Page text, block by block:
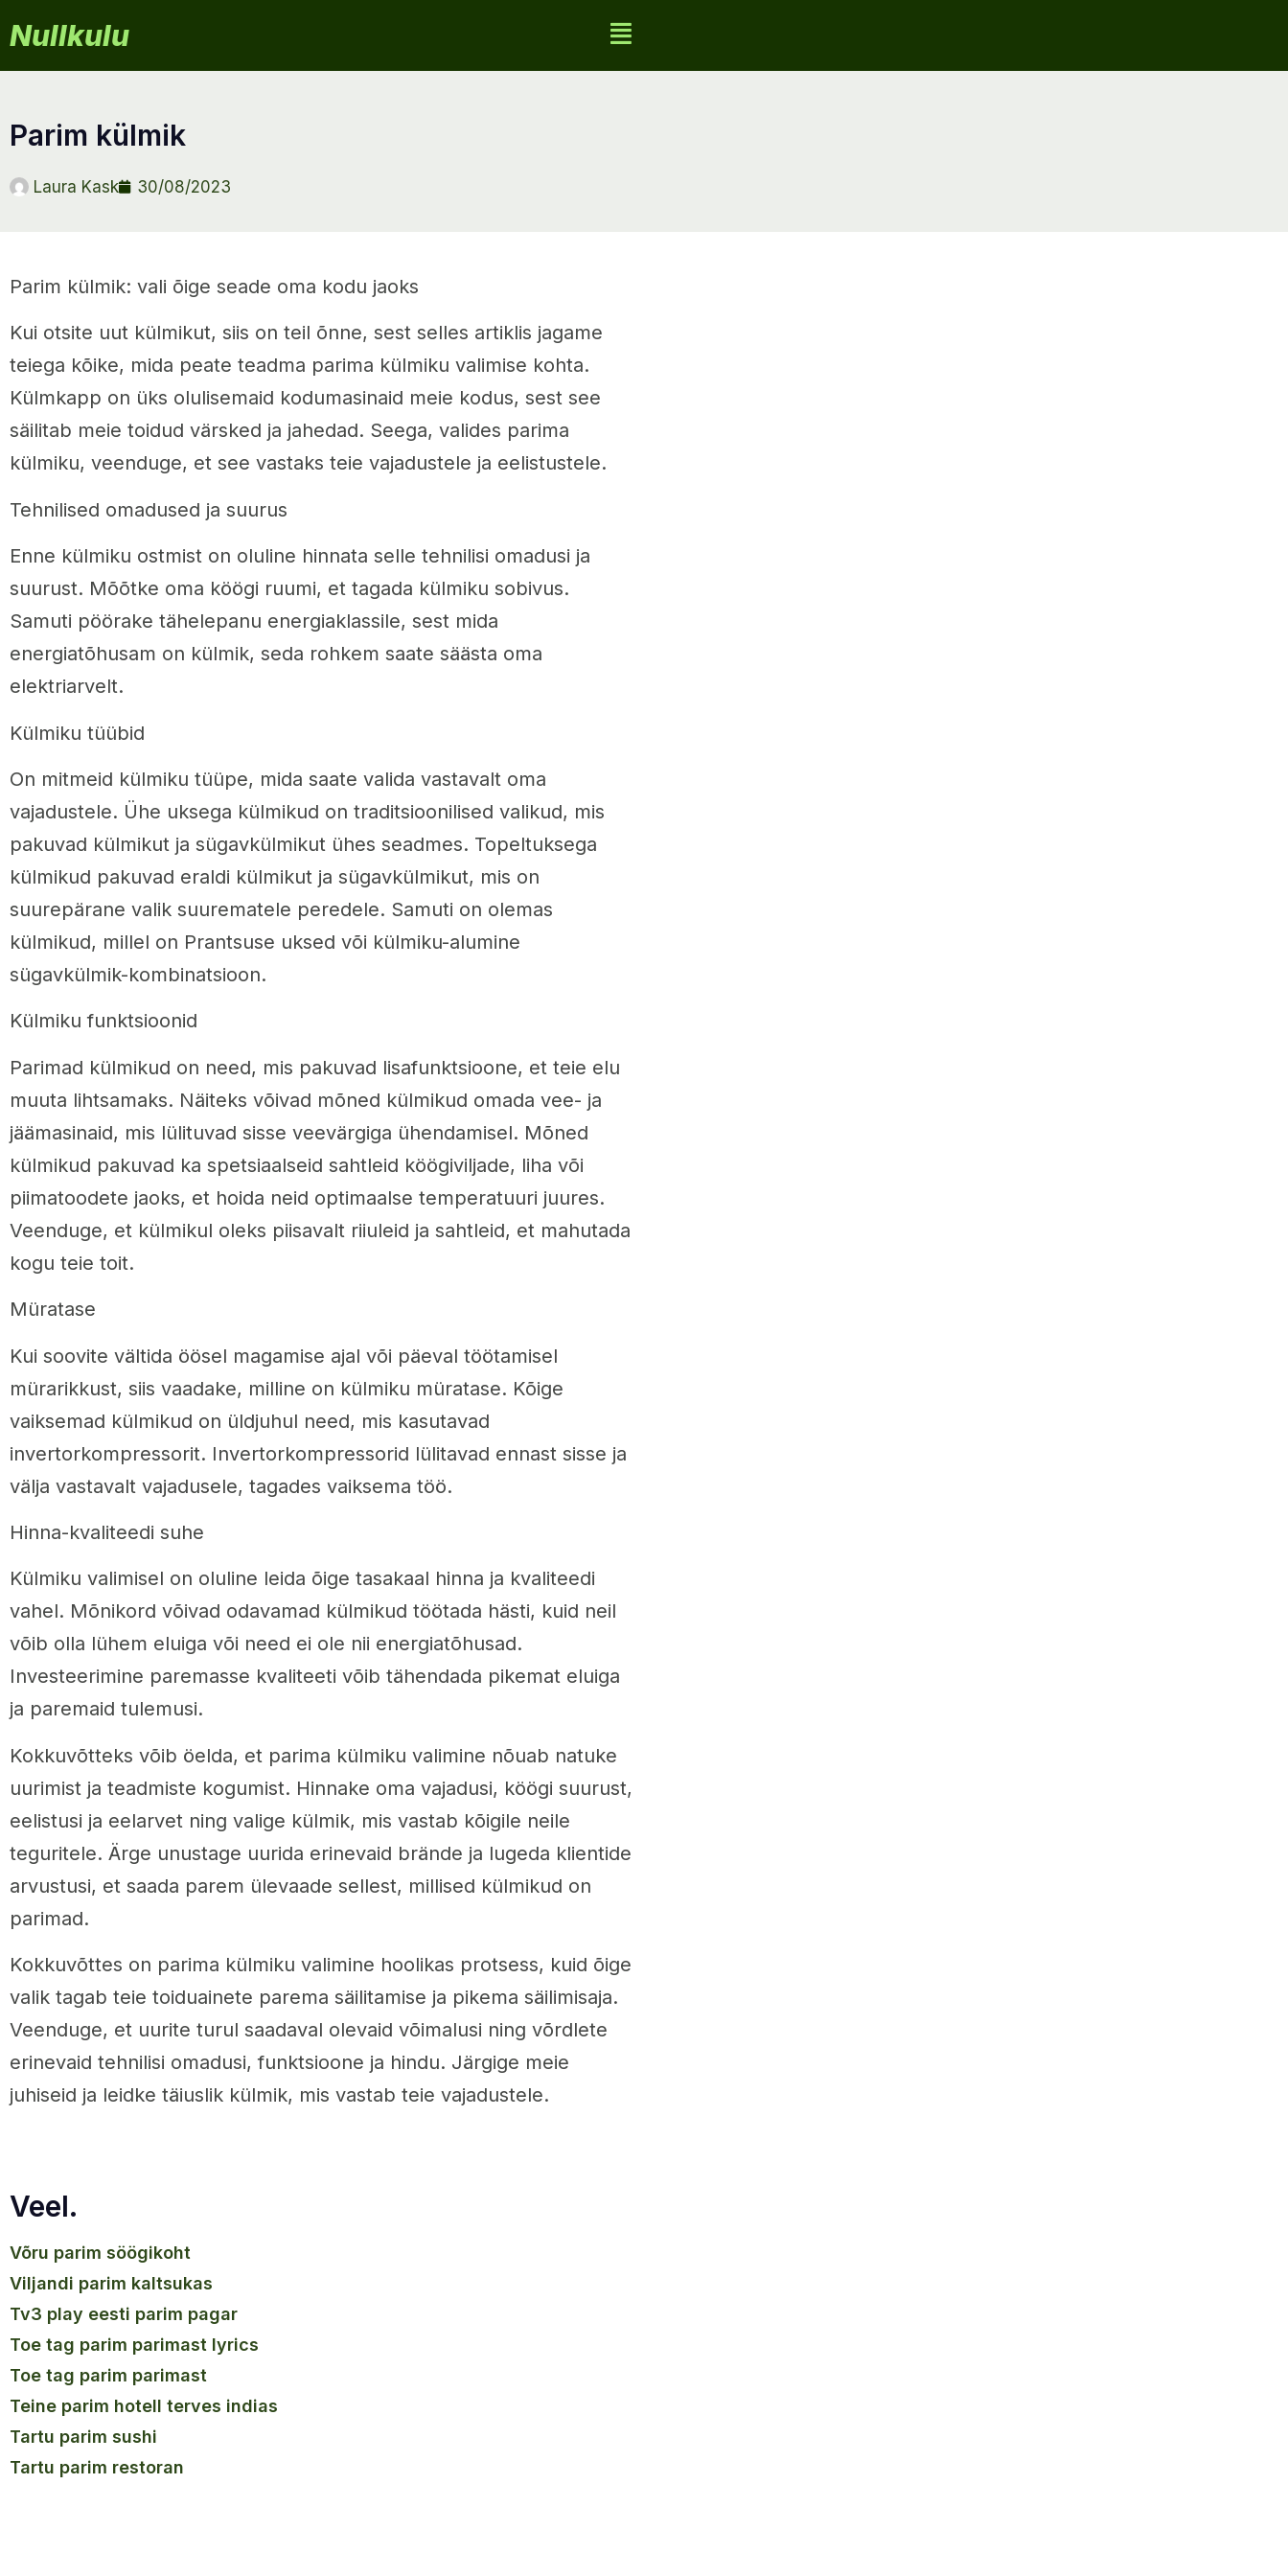
Nullkulu
parim külmik
Laura Kask 30/08/2023
Parim külmik: vali õige seade oma kodu jaoks
Kui otsite uut külmikut, siis on teil õnne, sest selles artiklis jagame
teiega kõike, mida peate teadma parima külmiku valimise kohta.
Külmkapp on üks olulisemaid kodumasinaid meie kodus, sest see
säilitab meie toidud värsked ja jahedad. Seega, valides parima
külmiku, veenduge, et see vastaks teie vajadustele ja eelistustele.
Tehnilised omadused ja suurus
Enne külmiku ostmist on oluline hinnata selle tehnilisi omadusi ja
suurust. Mõõtke oma köögi ruumi, et tagada külmiku sobivus.
Samuti pöörake tähelepanu energiaklassile, sest mida
energiatõhusam on külmik, seda rohkem saate säästa oma
elektriarvelt.
Külmiku tüübid
On mitmeid külmiku tüüpe, mida saate valida vastavalt oma
vajadustele. Ühe uksega külmikud on traditsioonilised valikud, mis
pakuvad külmikut ja sügavkülmikut ühes seadmes. Topeltuksega
külmikud pakuvad eraldi külmikut ja sügavkülmikut, mis on
suurepärane valik suurematele peredele. Samuti on olemas
külmikud, millel on Prantsuse uksed või külmiku-alumine
sügavkülmik-kombinatsioon.
Külmiku funktsioonid
Parimad külmikud on need, mis pakuvad lisafunktsioone, et teie elu
muuta lihtsamaks. Näiteks võivad mõned külmikud omada vee- ja
jäämasinaid, mis lülituvad sisse veevärgiga ühendamisel. Mõned
külmikud pakuvad ka spetsiaalseid sahtleid köögiviljade, liha või
piimatoodete jaoks, et hoida neid optimaalse temperatuuri juures.
Veenduge, et külmikul oleks piisavalt riiuleid ja sahtleid, et mahutada
kogu teie toit.
Müratase
Kui soovite vältida öösel magamise ajal või päeval töötamisel
mürarikkust, siis vaadake, milline on külmiku müratase. Kõige
vaiksemad külmikud on üldjuhul need, mis kasutavad
invertorkompressorit. Invertorkompressorid lülitavad ennast sisse ja
välja vastavalt vajadusele, tagades vaiksema töö.
Hinna-kvaliteedi suhe
Külmiku valimisel on oluline leida õige tasakaal hinna ja kvaliteedi
vahel. Mõnikord võivad odavamad külmikud töötada hästi, kuid neil
võib olla lühem eluiga või need ei ole nii energiatõhusad.
Investeerimine paremasse kvaliteeti võib tähendada pikemat eluiga
ja paremaid tulemusi.
Kokkuvõtteks võib öelda, et parima külmiku valimine nõuab natuke
uurimist ja teadmiste kogumist. Hinnake oma vajadusi, köögi suurust,
eelistusi ja eelarvet ning valige külmik, mis vastab kõigile neile
teguritele. Ärge unustage uurida erinevaid brände ja lugeda klientide
arvustusi, et saada parem ülevaade sellest, millised külmikud on
parimad.
Kokkuvõttes on parima külmiku valimine hoolikas protsess, kuid õige
valik tagab teie toiduainete parema säilitamise ja pikema säilimisaja.
Veenduge, et uurite turul saadaval olevaid võimalusi ning võrdlete
erinevaid tehnilisi omadusi, funktsioone ja hindu. Järgige meie
juhiseid ja leidke täiuslik külmik, mis vastab teie vajadustele.
Veel.
võru parim söögikoht
viljandi parim kaltsukas
tv3 play eesti parim pagar
toe tag parim parimast lyrics
toe tag parim parimast
teine parim hotell terves indias
tartu parim sushi
tartu parim restoran